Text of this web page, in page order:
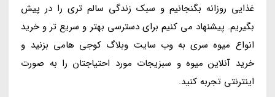
غذایی روزانه بگنجانیم و سبک زندگی سالم تری را در پیش
بگیریم. پیشنهاد می کنیم برای دسترسی بهتر و سریع تر و خرید
انواع میوه سری به وب سایت وبلاگ کوجی هامی بزنید و
خرید آنلاین میوه و سبزیجات مورد احتیاجتان را به صورت
اینترنتی تجربه کنید.